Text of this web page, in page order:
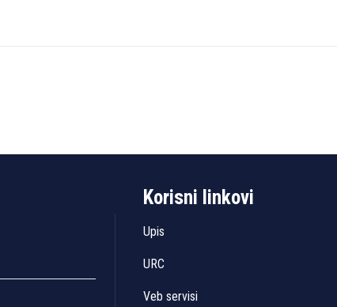
Korisni linkovi
Upis
URC
Veb servisi